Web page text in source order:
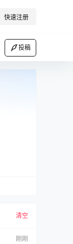
快速注册
投稿
清空
刚刚